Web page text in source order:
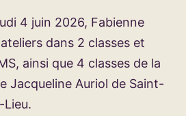
4 juin 2026, Fabienne
dans 2 classes et
ainsi que 4 classes de la
Jacqueline Auriol de Saint-